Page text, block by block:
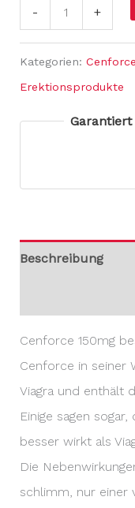
- +
Kategorien: Cenforce
Erektionsprodukte
Beschreibung
Cenforce 150mg
Cenforce in seiner
Viagra und enthält
Einige sagen
besser wirkt als
Die
schlimm, nur einer